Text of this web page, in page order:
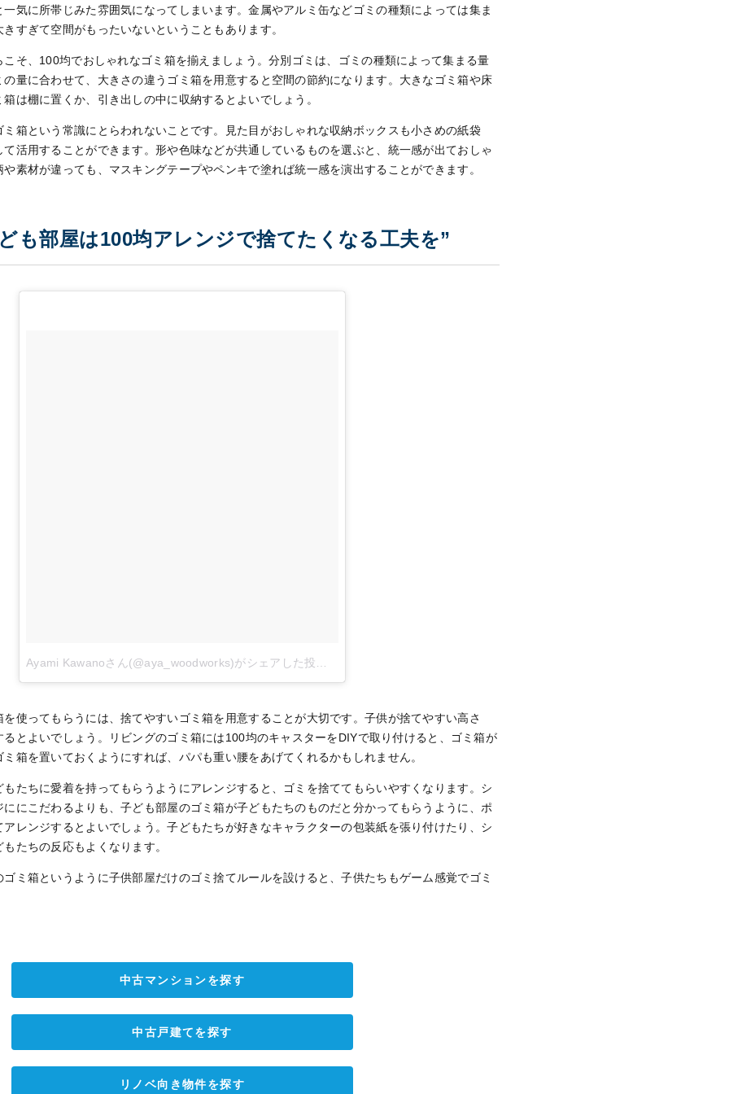
気に所帯じみた雰囲気になってしまいます。金属やアルミ缶などゴミの種類によっては集ま
すぎて空間がもったいないということもあります。
そ、 100均でおしゃれなゴミ箱を揃えましょう。分別ゴミは、ゴミの種類によって集まる量
量に合わせて、大きさの違うゴミ箱を用意すると空間の節約になります。大きなゴミ箱や床
は棚に置くか、引き出しの中に収納するとよいでしょう。
箱という常識にとらわれないことです。見た目がおしゃれな収納ボックスも小さめの紙袋
て活用することができます。形や色味などが共通しているものを選ぶと、統一感が出ておしゃ
素材が違っても、マスキングテープやペンキで塗れば統一感を演出することができます。
も部屋は100均アレンジで捨てたくなる工夫を”
使ってもらうには、捨てやすいゴミ箱を用意することが大切です。子供が捨てやすい高さ
とよいでしょう。リビングのゴミ箱には100均のキャスターをDIYで取り付けると、ゴミ箱が
箱を置いておくようにすれば、パパも重い腰をあげてくれるかもしれません。
たちに愛着を持ってもらうようにアレンジすると、ゴミを捨ててもらいやすくなります。シ
ににこだわるよりも、子ども部屋のゴミ箱が子どもたちのものだと分かってもらうように、ポ
アレンジするとよいでしょう。子どもたちが好きなキャラクターの包装紙を張り付けたり、シ
たちの反応もよくなります。
ゴミ箱というように子供部屋だけのゴミ捨てルールを設けると、子供たちもゲーム感覚でゴミ
中古マンションを探す
中古戸建てを探す
リノベ向き物件を探す